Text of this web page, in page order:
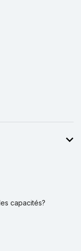
capacités?